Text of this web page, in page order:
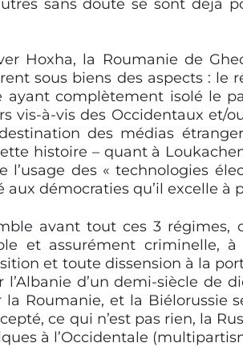
sans doute se sont déjà
Hoxha, la Roumanie de
sous biens des aspects : le
ayant complètement isolé le
vis-à-vis des Occidentaux et/
des médias
histoire – quant à
l’usage des « technologies
aux démocraties qu’il excelle à
avant tout ces 3 régimes,
et assurément criminelle,
et toute dissension à la
d’un demi-siècle de
Roumanie, et la Biélorussie
ce qui n’est pas rien, la
à l’Occidentale